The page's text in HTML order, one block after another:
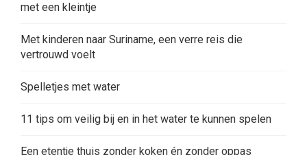
met een kleintje
Met kinderen naar Suriname, een verre reis die
vertrouwd voelt
Spelletjes met water
11 tips om veilig bij en in het water te kunnen spelen
Een etentje thuis zonder koken én zonder oppas